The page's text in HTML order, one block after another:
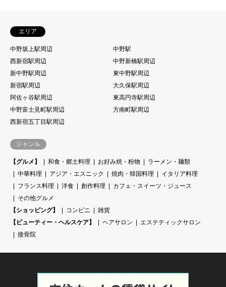
エリア
中野坂上駅周辺
中野駅
西新宿駅周辺
中野新橋駅周辺
新中野駅周辺
東中野駅周辺
新宿駅周辺
大久保駅周辺
阿佐ヶ谷駅周辺
東高円寺駅周辺
中野富士見町駅周辺
方南町駅周辺
西新宿五丁目駅周辺
ジャンル
【グルメ】 和食・郷土料理 お好み焼・粉物
ラーメン・麺類
中華料理
アジア・エスニック 焼肉・韓国料理
イタリア料理
フランス料理
洋食 創作料理
カフェ・スイーツ・ジュース
その他グルメ
【ショッピング】
コンビニ
雑貨
【ビューティー・ヘルスケア】
ヘアサロン
エステティックサロン
接骨院